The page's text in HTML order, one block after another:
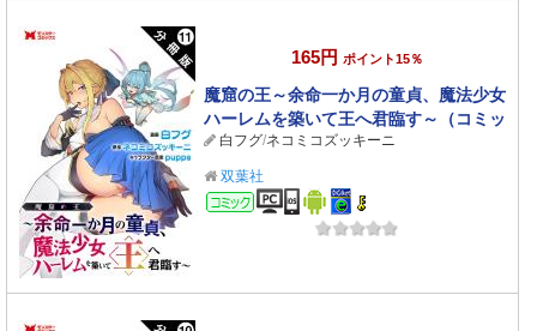
165円 ポイント15％
魔窟の王～余命一か月の童貞、魔法少女
ハーレムを築いて王へ君臨す～（コミッ
ク） 分冊版 ： 11
白フグ/ネコミコズッキーニ
双葉社
コミック